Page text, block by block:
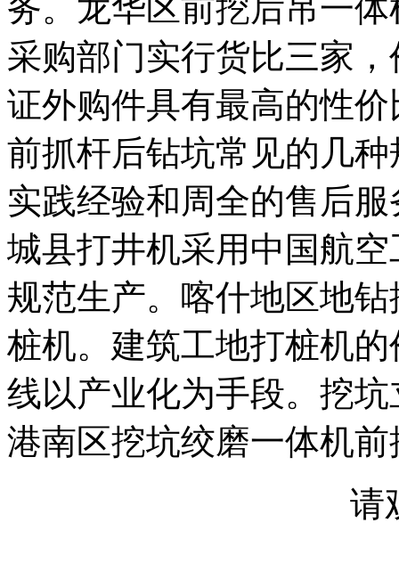
务。龙华区前挖后吊一
采购部门实行货比三家
证外购件具有最高的性
前抓杆后钻坑常见的几
实践经验和周全的售后
城县打井机采用中国航
规范生产。喀什地区地
桩机。建筑工地打桩机
线以产业化为手段。挖
港南区挖坑绞磨一体机
请